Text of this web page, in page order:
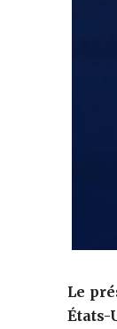
Le
États-